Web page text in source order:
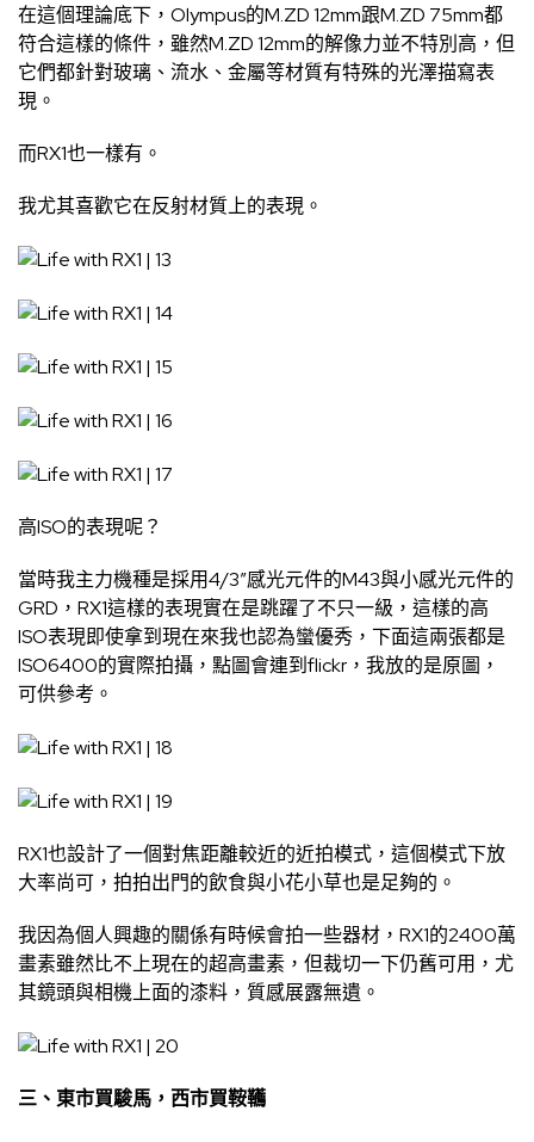
在這個理論底下，Olympus的M.ZD 12mm跟M.ZD 75mm都
符合這樣的條件，雖然M.ZD 12mm的解像力並不特別高，但
它們都針對玻璃、流水、金屬等材質有特殊的光澤描寫表
現。
而RX1也一樣有。
我尤其喜歡它在反射材質上的表現。
高ISO的表現呢？
當時我主力機種是採用4/3″感光元件的M43與小感光元件的
GRD，RX1這樣的表現實在是跳躍了不只一級，這樣的高
ISO表現即使拿到現在來我也認為蠻優秀，下面這兩張都是
ISO6400的實際拍攝，點圖會連到flickr，我放的是原圖，
可供參考。
RX1也設計了一個對焦距離較近的近拍模式，這個模式下放
大率尚可，拍拍出門的飲食與小花小草也是足夠的。
我因為個人興趣的關係有時候會拍一些器材，RX1的2400萬
畫素雖然比不上現在的超高畫素，但裁切一下仍舊可用，尤
其鏡頭與相機上面的漆料，質感展露無遺。
三、東市買駿馬，西市買鞍韉